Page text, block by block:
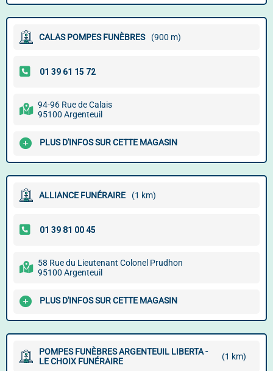
CALAS POMPES FUNÈBRES (900 m)
94-96 Rue de Calais
95100 Argenteuil
PLUS D'INFOS SUR CETTE MAGASIN
ALLIANCE FUNÉRAIRE (1 km)
58 Rue du Lieutenant Colonel Prudhon
95100 Argenteuil
PLUS D'INFOS SUR CETTE MAGASIN
POMPES FUNÈBRES ARGENTEUIL LIBERTA -
LE CHOIX FUNÉRAIRE
(1 km)